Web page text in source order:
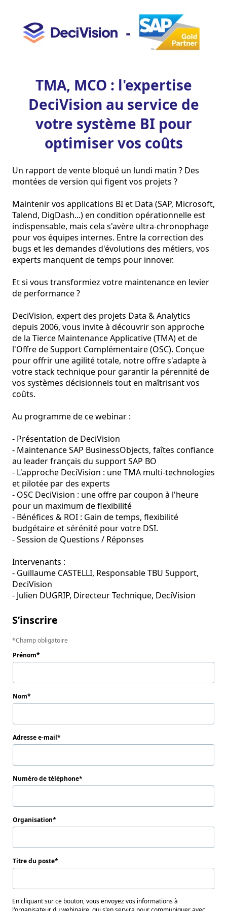
TMA, MCO : l'expertise
DeciVision au service de
votre système BI pour
optimiser vos coûts
Un rapport de vente bloqué un lundi matin ? Des
montées de version qui figent vos projets ?
Maintenir vos applications BI et Data (SAP, Microsoft,
Talend, DigDash...) en condition opérationnelle est
indispensable, mais cela s'avère ultra-chronophage
pour vos équipes internes. Entre la correction des
bugs et les demandes d'évolutions des métiers, vos
experts manquent de temps pour innover.
Et si vous transformiez votre maintenance en levier
de performance ?
DeciVision, expert des projets Data & Analytics
depuis 2006, vous invite à découvrir son approche
de la Tierce Maintenance Applicative (TMA) et de
l'Offre de Support Complémentaire (OSC). Conçue
pour offrir une agilité totale, notre offre s'adapte à
votre stack technique pour garantir la pérennité de
vos systèmes décisionnels tout en maîtrisant vos
coûts.
Au programme de ce webinar :
- Présentation de DeciVision
- Maintenance SAP BusinessObjects, faîtes confiance
au leader français du support SAP BO
- L'approche DeciVision : une TMA multi-technologies
et pilotée par des experts
- OSC DeciVision : une offre par coupon à l'heure
pour un maximum de flexibilité
- Bénéfices & ROI : Gain de temps, flexibilité
budgétaire et sérénité pour votre DSI.
- Session de Questions / Réponses
Intervenants :
- Guillaume CASTELLI, Responsable TBU Support,
DeciVision
- Julien DUGRIP, Directeur Technique, DeciVision
S’inscrire
Champ obligatoire
Prénom
Nom
Adresse e-mail
Numéro de téléphone
Organisation
Titre du poste
En cliquant sur ce bouton, vous envoyez vos informations à